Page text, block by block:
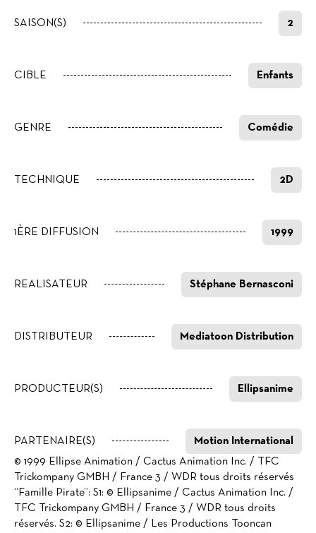
SAISON(S) 2
CIBLE Enfants
GENRE Comédie
TECHNIQUE 2D
1ÈRE DIFFUSION 1999
REALISATEUR Stéphane Bernasconi
DISTRIBUTEUR Mediatoon Distribution
PRODUCTEUR(S) Ellipsanime
PARTENAIRE(S) Motion International
© 1999 Ellipse Animation / Cactus Animation Inc. / TFC
Trickompany GMBH / France 3 / WDR tous droits réservés
“Famille Pirate”: S1: © Ellipsanime / Cactus Animation Inc. /
TFC Trickompany GMBH / France 3 / WDR tous droits
réservés. S2: © Ellipsanime / Les Productions Tooncan